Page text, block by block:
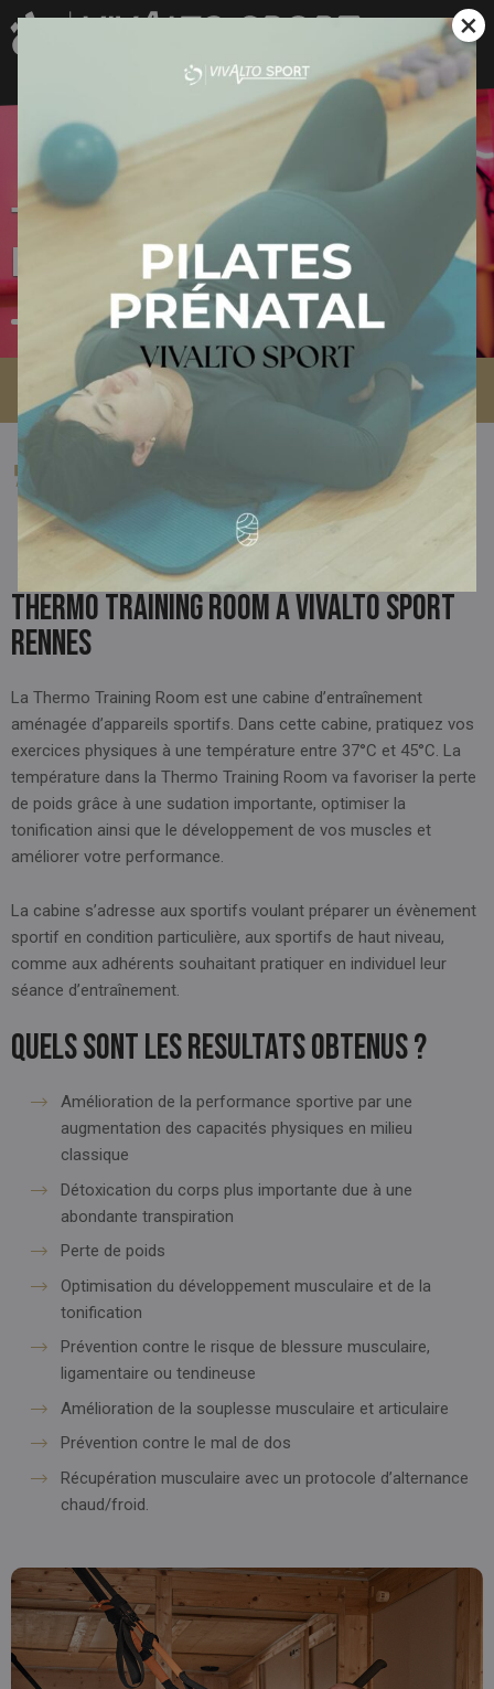
Thermo Training
Room
Accueil» Thermo Training Room
Pratiquez vos exercices dans notre Thermo Training
Room, à une température comprise entre 37°C et 45°C.
Améliorez ainsi vos performances !
THERMO TRAINING ROOM A VIVALTO SPORT
RENNES
La Thermo Training Room est une cabine d’entraînement
aménagée d’appareils sportifs. Dans cette cabine, pratiquez vos
exercices physiques à une température entre 37°C et 45°C. La
température dans la Thermo Training Room va favoriser la perte
de poids grâce à une sudation importante, optimiser la
tonification ainsi que le développement de vos muscles et
améliorer votre performance.
La cabine s’adresse aux sportifs voulant préparer un évènement
sportif en condition particulière, aux sportifs de haut niveau,
comme aux adhérents souhaitant pratiquer en individuel leur
séance d’entraînement.
Quels sont LES RESULTATS obtenus ?
Amélioration de la performance sportive par une
augmentation des capacités physiques en milieu
classique
Détoxication du corps plus importante due à une
abondante transpiration
Perte de poids
Optimisation du développement musculaire et de la
tonification
Prévention contre le risque de blessure musculaire,
ligamentaire ou tendineuse
Amélioration de la souplesse musculaire et articulaire
Prévention contre le mal de dos
Récupération musculaire avec un protocole d’alternance
chaud/froid.
×